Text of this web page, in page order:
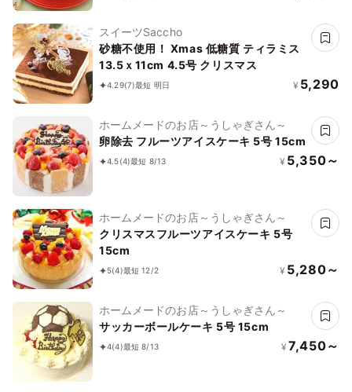
スイーツSaccho
砂糖不使用！ Xmas 低糖質 ティラミス
13.5ｘ11cm 4.5号 クリスマス
4.29(7)最短 明日 ¥ 5,290
ホームメードのお店～うしゃぎさん～
卵除去 フルーツアイスケーキ 5号 15cm
4.5(4)最短 8/13 ¥ 5,350～
ホームメードのお店～うしゃぎさん～
クリスマスフルーツアイスケーキ 5号
15cm
5(4)最短 12/2 ¥ 5,280～
ホームメードのお店～うしゃぎさん～
サッカーボールケーキ 5号 15cm
4(4)最短 8/13 ¥ 7,450～